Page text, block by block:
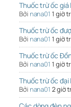
Thuốc trừ ốc
Bởi nana01 1 giờ
Thuốc trừ ốc
Bởi nana01 1 giờ
Thuốc trừ ốc
Bởi nana01 1 giờ
Thuốc trừ ốc đại
Bởi nana01 2 giờ